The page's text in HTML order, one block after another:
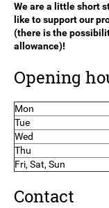
We are a little short
like to support our
(there is the
allowance)!
Opening
Mon
Tue
Wed
Thu
Fri, Sat, Sun
Contact